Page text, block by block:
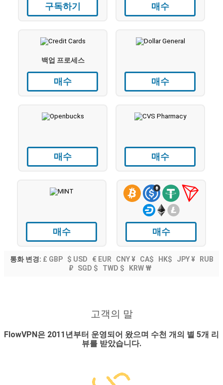
구독하기 매수
백업 프로세스
매수 매수
매수 매수
매수 매수
통화 변경: £ GBP $ USD € EUR CNY ¥ CA$ HK$ JPY ¥
RUB
₽
SGD $ TWD $ KRW ₩
고객의 말
FlowVPN은 2011년부터 운영되어 왔으며 수천 개의 별 5개 리
뷰를 받았습니다.